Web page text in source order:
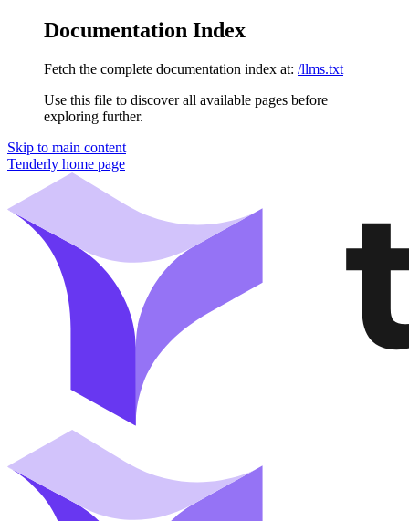
Documentation Index
Fetch the complete documentation index at: /llms.txt
Use this file to discover all available pages before
exploring further.
Skip to main content
Tenderly home page